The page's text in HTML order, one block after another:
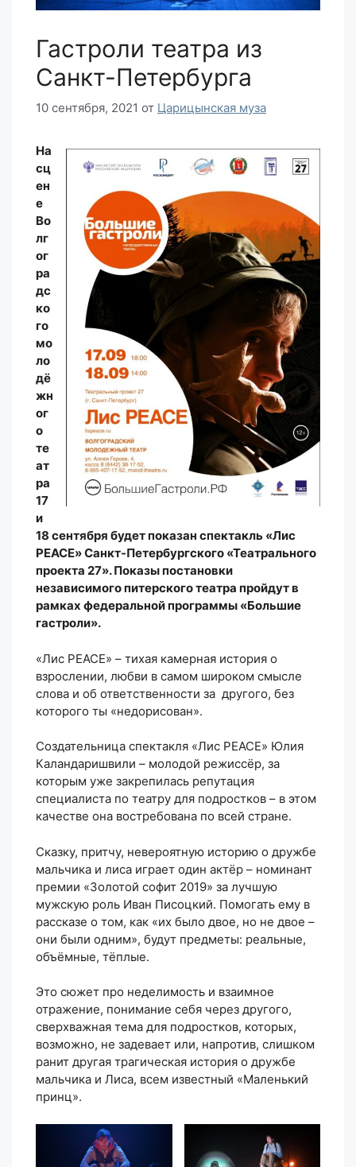
Гастроли театра из
Санкт-Петербурга
10 сентября, 2021 от Царицынская муза
На
сц
ен
е
Во
лг
ог
ра
дс
ко
го
мо
ло
дё
жн
ог
о
те
ат
ра
17
и
18 сентября будет показан спектакль «Лис
PEACE» Санкт-Петербургского «Театрального
проекта 27». Показы постановки
независимого питерского театра пройдут в
рамках федеральной программы «Большие
гастроли».
«Лис PEACE» – тихая камерная история о
взрослении, любви в самом широком смысле
слова и об ответственности за другого, без
которого ты «недорисован».
Создательница спектакля «Лис PEACE» Юлия
Каландаришвили – молодой режиссёр, за
которым уже закрепилась репутация
специалиста по театру для подростков – в этом
качестве она востребована по всей стране.
Сказку, притчу, невероятную историю о дружбе
мальчика и лиса играет один актёр – номинант
премии «Золотой софит 2019» за лучшую
мужскую роль Иван Писоцкий. Помогать ему в
рассказе о том, как «их было двое, но не двое –
они были одним», будут предметы: реальные,
объёмные, тёплые.
Это сюжет про неделимость и взаимное
отражение, понимание себя через другого,
сверхважная тема для подростков, которых,
возможно, не задевает или, напротив, слишком
ранит другая трагическая история о дружбе
мальчика и Лиса, всем известный «Маленький
принц».